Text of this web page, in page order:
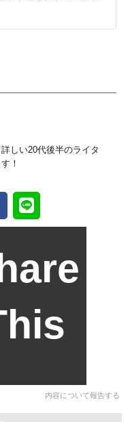
しい20代後半のライタ
！
内容について報告する